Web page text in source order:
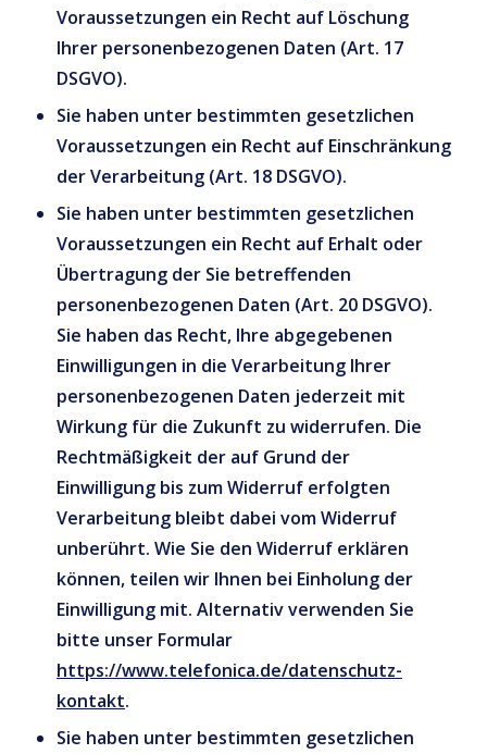
Voraussetzungen ein Recht auf Löschung
Ihrer personenbezogenen Daten (Art. 17
DSGVO).
Sie haben unter bestimmten gesetzlichen
Voraussetzungen ein Recht auf Einschränkung
der Verarbeitung (Art. 18 DSGVO).
Sie haben unter bestimmten gesetzlichen
Voraussetzungen ein Recht auf Erhalt oder
Übertragung der Sie betreffenden
personenbezogenen Daten (Art. 20 DSGVO).
Sie haben das Recht, Ihre abgegebenen
Einwilligungen in die Verarbeitung Ihrer
personenbezogenen Daten jederzeit mit
Wirkung für die Zukunft zu widerrufen. Die
Rechtmäßigkeit der auf Grund der
Einwilligung bis zum Widerruf erfolgten
Verarbeitung bleibt dabei vom Widerruf
unberührt. Wie Sie den Widerruf erklären
können, teilen wir Ihnen bei Einholung der
Einwilligung mit. Alternativ verwenden Sie
bitte unser Formular
https://www.telefonica.de/datenschutz-
kontakt.
Sie haben unter bestimmten gesetzlichen